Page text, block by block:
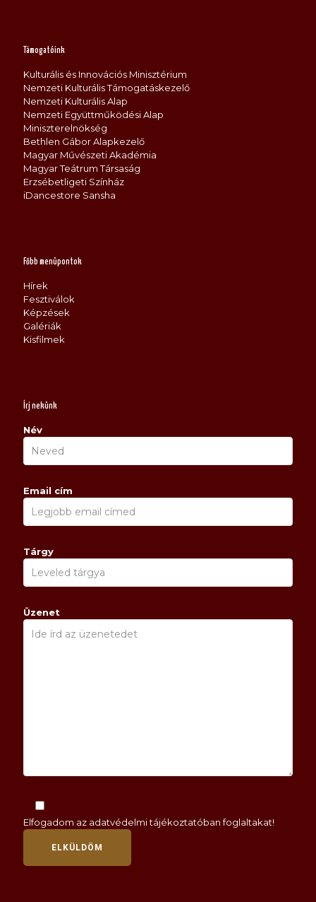
Támogatóink
Kulturális és Innovációs Minisztérium
Nemzeti Kulturális Támogatáskezelő
Nemzeti Kulturális Alap
Nemzeti Együttműködési Alap
Miniszterelnökség
Bethlen Gábor Alapkezelő
Magyar Művészeti Akadémia
Magyar Teátrum Társaság
Erzsébetligeti Színház
iDancestore Sansha
Főbb menüpontok
Hírek
Fesztiválok
Képzések
Galériák
Kisfilmek
Írj nekünk
Név
Email cím
Tárgy
Üzenet
Elfogadom az adatvédelmi tájékoztatóbanfoglaltakat!